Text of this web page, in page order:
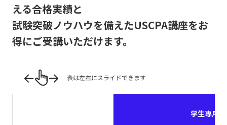
える合格実績と
試験突破ノウハウを備えたUSCPA講座をお
得にご受講いただけます。
学生専用